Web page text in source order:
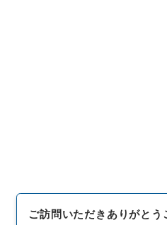
ご訪問いただきありがとう